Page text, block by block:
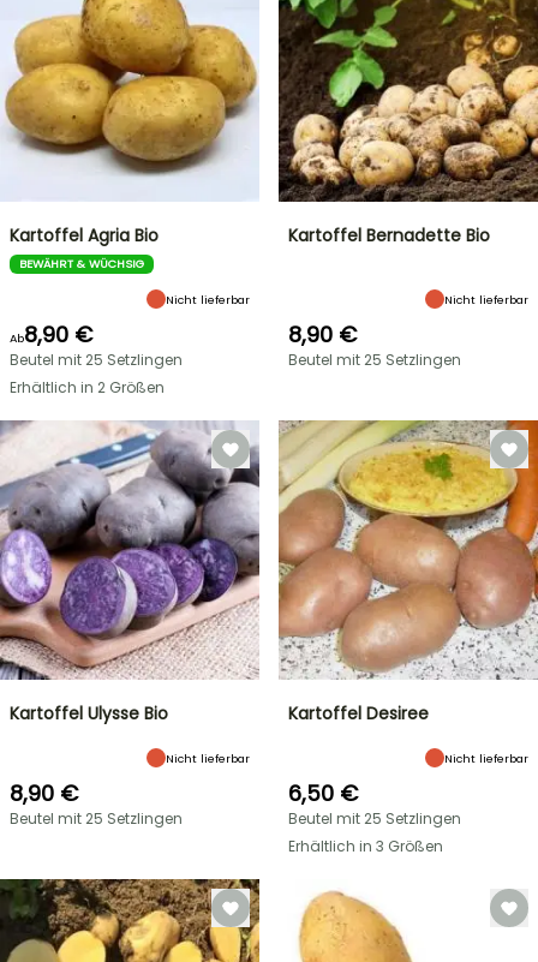
Kartoffel Agria Bio
BEWÄHRT & WÜCHSIG
Nicht lieferbar
Ab8,90 €
Beutel mit 25 Setzlingen
Erhältlich in 2 Größen
Kartoffel Bernadette Bio
Nicht lieferbar
8,90 €
Beutel mit 25 Setzlingen
Kartoffel Ulysse Bio
Nicht lieferbar
8,90 €
Beutel mit 25 Setzlingen
Kartoffel Desiree
Nicht lieferbar
6,50 €
Beutel mit 25 Setzlingen
Erhältlich in 3 Größen